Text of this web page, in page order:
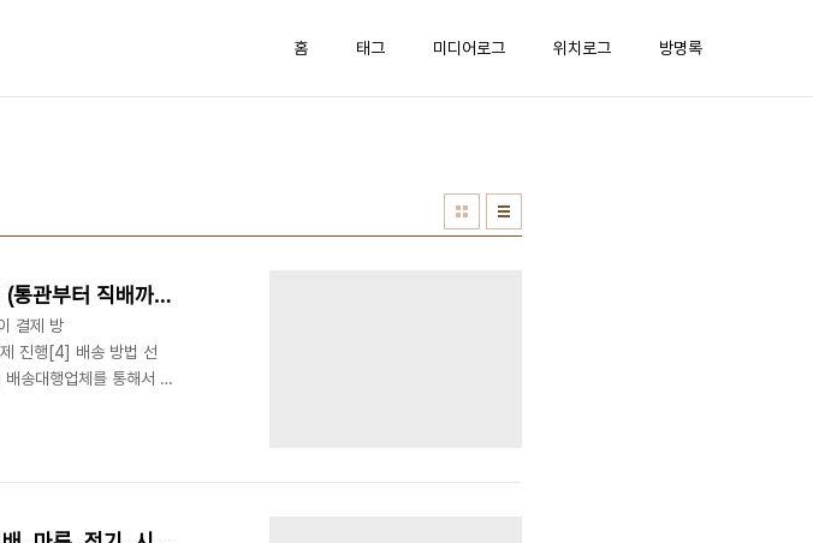
홈 태그 미디어로그 위치로그 방명록
아카라(Aqara) IoT 제품 저렴하게 중국 직구하는 방법 소개 (통관부터 직배까지 원스톱)
결제 방
진행[4] 배송 방법 선
대행업체를 통해서 받
을 알리로 직배송 직구